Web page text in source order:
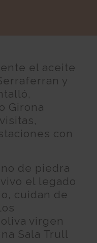
el aceite
y
Girona
con
de piedra
el legado
cuidan de
virgen
Sala Trull